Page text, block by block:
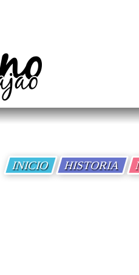
INICIO HISTORIA